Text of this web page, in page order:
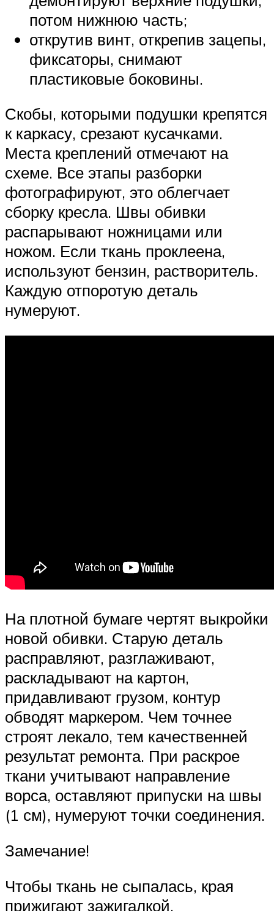
потом нижнюю часть;
открутив винт, открепив зацепы,
фиксаторы, снимают
пластиковые боковины.
Скобы, которыми подушки крепятся
к каркасу, срезают кусачками.
Места креплений отмечают на
схеме. Все этапы разборки
фотографируют, это облегчает
сборку кресла. Швы обивки
распарывают ножницами или
ножом. Если ткань проклеена,
используют бензин, растворитель.
Каждую отпоротую деталь
нумеруют.
На плотной бумаге чертят выкройки
новой обивки. Старую деталь
расправляют, разглаживают,
раскладывают на картон,
придавливают грузом, контур
обводят маркером. Чем точнее
строят лекало, тем качественней
результат ремонта. При раскрое
ткани учитывают направление
ворса, оставляют припуски на швы
(1 см), нумеруют точки соединения.
Замечание!
Чтобы ткань не сыпалась, края
прижигают зажигалкой.